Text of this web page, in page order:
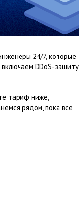
24/7, которые
DDoS-защиту
тариф ниже,
рядом, пока всё